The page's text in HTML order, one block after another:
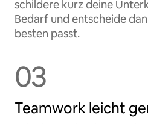
schildere kurz deine
Bedarf und entscheide
besten passt.
03
Teamwork leicht